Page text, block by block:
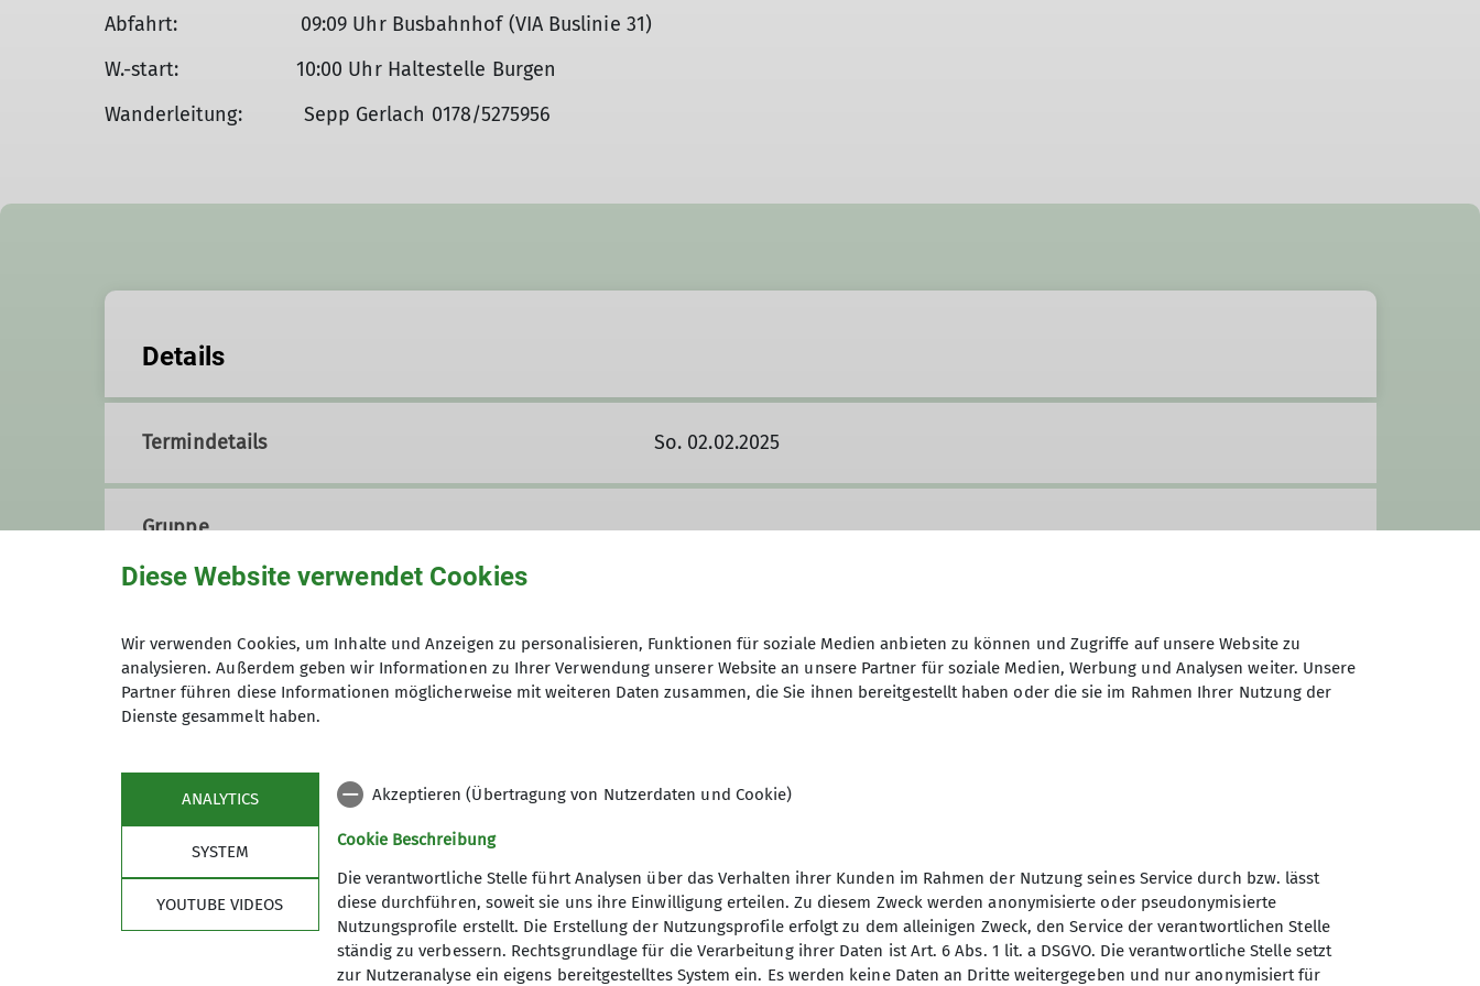
Abfahrt: 09:09 Uhr Busbahnhof (VIA Buslinie 31)
W.-start: 10:00 Uhr Haltestelle Burgen
Wanderleitung: Sepp Gerlach 0178/5275956
Details
Termindetails So. 02.02.2025
Gruppe
Wir sind eine Gruppe von Wanderfreund*innen, die ihre Freizeit mit Tageswanderungen im Umkreis bis etwa 100 km um
Einzelheiten zur Wanderung können bei der jeweiligen Wanderleitung erfragt werden.
Wichtige Hinweise:
Rechtzeitige Anmeldung bei der Wanderleitung ist erforderlich - spätestens 2 Tage vor dem Termin.
Gäste sind herzlich willkommen, müssen aber den Anforderungen der Wanderung gewachsen sein. Nach dreimaligem
Mitwandern ist die Mitgliedschaft im DAV zu erwerben.
Die Teilnahme an allen Veranstaltungen erfolgt auf eigenes Risiko. Im Schadensfall jeder Art können Haftungsansprüche,
soweit sie nicht durch die Pauschalversicherung des DAV gedeckt sind, gegenüber dem Verein oder den von ihm
Programm DAV
Sektion Koblenz des
Deutschen Alpenvereins e.V.
Kolonnenweg 7
Diese Website verwendet Cookies
Wir verwenden Cookies, um Inhalte und Anzeigen zu personalisieren, Funktionen für soziale Medien anbieten zu können und Zugriffe auf unsere Website zu
analysieren. Außerdem geben wir Informationen zu Ihrer Verwendung unserer Website an unsere Partner für soziale Medien, Werbung und Analysen weiter. Unsere
Partner führen diese Informationen möglicherweise mit weiteren Daten zusammen, die Sie ihnen bereitgestellt haben oder die sie im Rahmen Ihrer Nutzung der
Dienste gesammelt haben.
ANALYTICS
SYSTEM
YOUTUBE VIDEOS
Akzeptieren (Übertragung von Nutzerdaten und Cookie)
Cookie Beschreibung
Die verantwortliche Stelle führt Analysen über das Verhalten ihrer Kunden im Rahmen der Nutzung seines Service durch bzw. lässt
diese durchführen, soweit sie uns ihre Einwilligung erteilen. Zu diesem Zweck werden anonymisierte oder pseudonymisierte
Nutzungsprofile erstellt. Die Erstellung der Nutzungsprofile erfolgt zu dem alleinigen Zweck, den Service der verantwortlichen Stelle
ständig zu verbessern. Rechtsgrundlage für die Verarbeitung ihrer Daten ist Art. 6 Abs. 1 lit. a DSGVO. Die verantwortliche Stelle setzt
zur Nutzeranalyse ein eigens bereitgestelltes System ein. Es werden keine Daten an Dritte weitergegeben und nur anonymisiert für